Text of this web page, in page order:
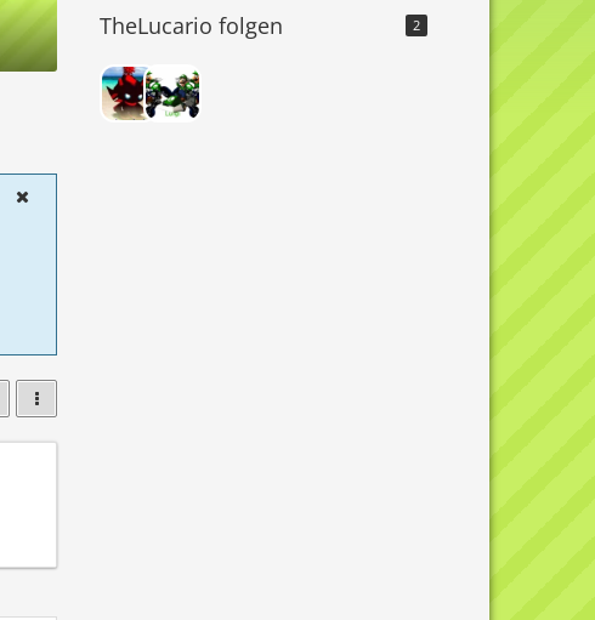
TheLucario folgen 2